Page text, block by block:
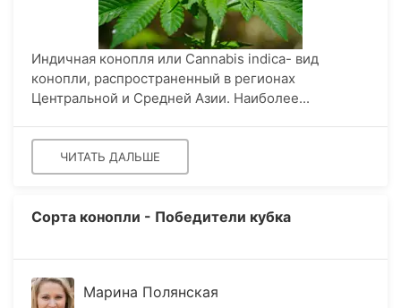
Индичная конопля или Cannabis indica- вид
конопли, распространенный в регионах
Центральной и Средней Азии. Наиболее...
ЧИТАТЬ ДАЛЬШЕ
Сорта конопли - Победители кубка
Марина Полянская